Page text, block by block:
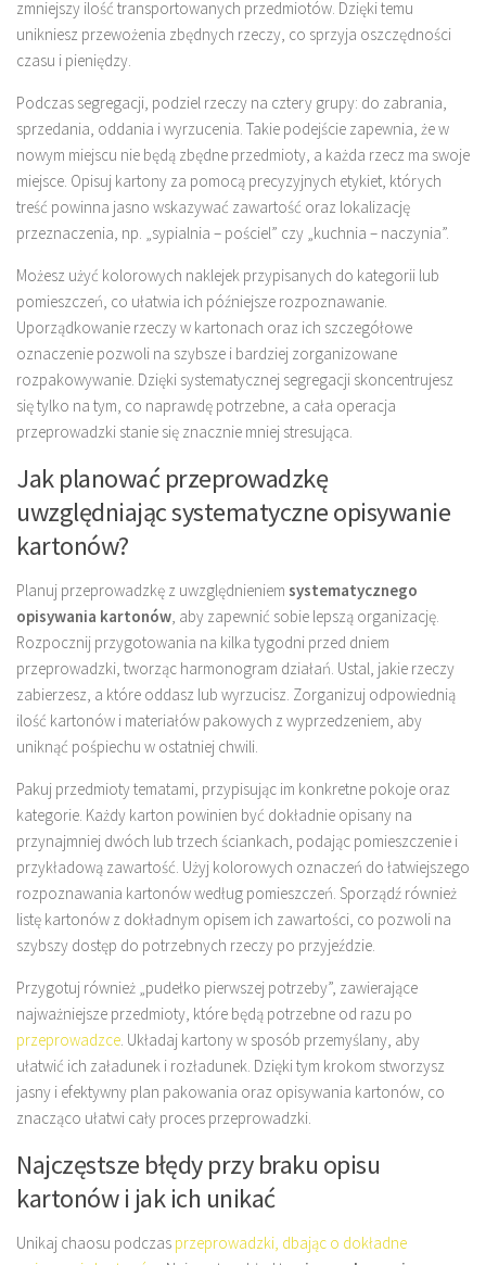
zmniejszy ilość transportowanych przedmiotów. Dzięki temu
unikniesz przewożenia zbędnych rzeczy, co sprzyja oszczędności
czasu i pieniędzy.
Podczas segregacji, podziel rzeczy na cztery grupy: do zabrania,
sprzedania, oddania i wyrzucenia. Takie podejście zapewnia, że w
nowym miejscu nie będą zbędne przedmioty, a każda rzecz ma swoje
miejsce. Opisuj kartony za pomocą precyzyjnych etykiet, których
treść powinna jasno wskazywać zawartość oraz lokalizację
przeznaczenia, np. „sypialnia – pościel” czy „kuchnia – naczynia”.
Możesz użyć kolorowych naklejek przypisanych do kategorii lub
pomieszczeń, co ułatwia ich późniejsze rozpoznawanie.
Uporządkowanie rzeczy w kartonach oraz ich szczegółowe
oznaczenie pozwoli na szybsze i bardziej zorganizowane
rozpakowywanie. Dzięki systematycznej segregacji skoncentrujesz
się tylko na tym, co naprawdę potrzebne, a cała operacja
przeprowadzki stanie się znacznie mniej stresująca.
Jak planować przeprowadzkę
uwzględniając systematyczne opisywanie
kartonów?
Planuj przeprowadzkę z uwzględnieniem systematycznego
opisywania kartonów , aby zapewnić sobie lepszą organizację.
Rozpocznij przygotowania na kilka tygodni przed dniem
przeprowadzki, tworząc harmonogram działań. Ustal, jakie rzeczy
zabierzesz, a które oddasz lub wyrzucisz. Zorganizuj odpowiednią
ilość kartonów i materiałów pakowych z wyprzedzeniem, aby
uniknąć pośpiechu w ostatniej chwili.
Pakuj przedmioty tematami, przypisując im konkretne pokoje oraz
kategorie. Każdy karton powinien być dokładnie opisany na
przynajmniej dwóch lub trzech ściankach, podając pomieszczenie i
przykładową zawartość. Użyj kolorowych oznaczeń do łatwiejszego
rozpoznawania kartonów według pomieszczeń. Sporządź również
listę kartonów z dokładnym opisem ich zawartości, co pozwoli na
szybszy dostęp do potrzebnych rzeczy po przyjeździe.
Przygotuj również „pudełko pierwszej potrzeby”, zawierające
najważniejsze przedmioty, które będą potrzebne od razu po
przeprowadzce . Układaj kartony w sposób przemyślany, aby
ułatwić ich załadunek i rozładunek. Dzięki tym krokom stworzysz
jasny i efektywny plan pakowania oraz opisywania kartonów, co
znacząco ułatwi cały proces przeprowadzki.
Najczęstsze błędy przy braku opisu
kartonów i jak ich unikać
Unikaj chaosu podczas przeprowadzki, dbając o dokładne